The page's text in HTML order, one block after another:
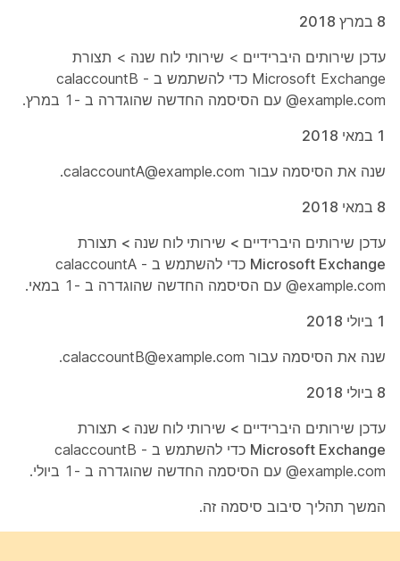
8 במרץ 2018
עדכן שירותים היברידיים > שירותי לוח שנה > תצורת
Microsoft Exchange כדי להשתמש ב - calaccountB
@example.com עם הסיסמה החדשה שהוגדרה ב -1 במרץ.
1 במאי 2018
שנה את הסיסמה עבור calaccountA@example.com.
8 במאי 2018
עדכן שירותים היברידיים > שירותי לוח שנה > תצורת
Microsoft Exchange
כדי להשתמש ב - calaccountA
@example.com עם הסיסמה החדשה שהוגדרה ב -1 במאי.
1 ביולי 2018
שנה את הסיסמה עבור calaccountB@example.com.
8 ביולי 2018
עדכן שירותים היברידיים > שירותי לוח שנה > תצורת
Microsoft Exchange
כדי להשתמש ב - calaccountB
@example.com עם הסיסמה החדשה שהוגדרה ב -1 ביולי.
המשך תהליך סיבוב סיסמה זה.